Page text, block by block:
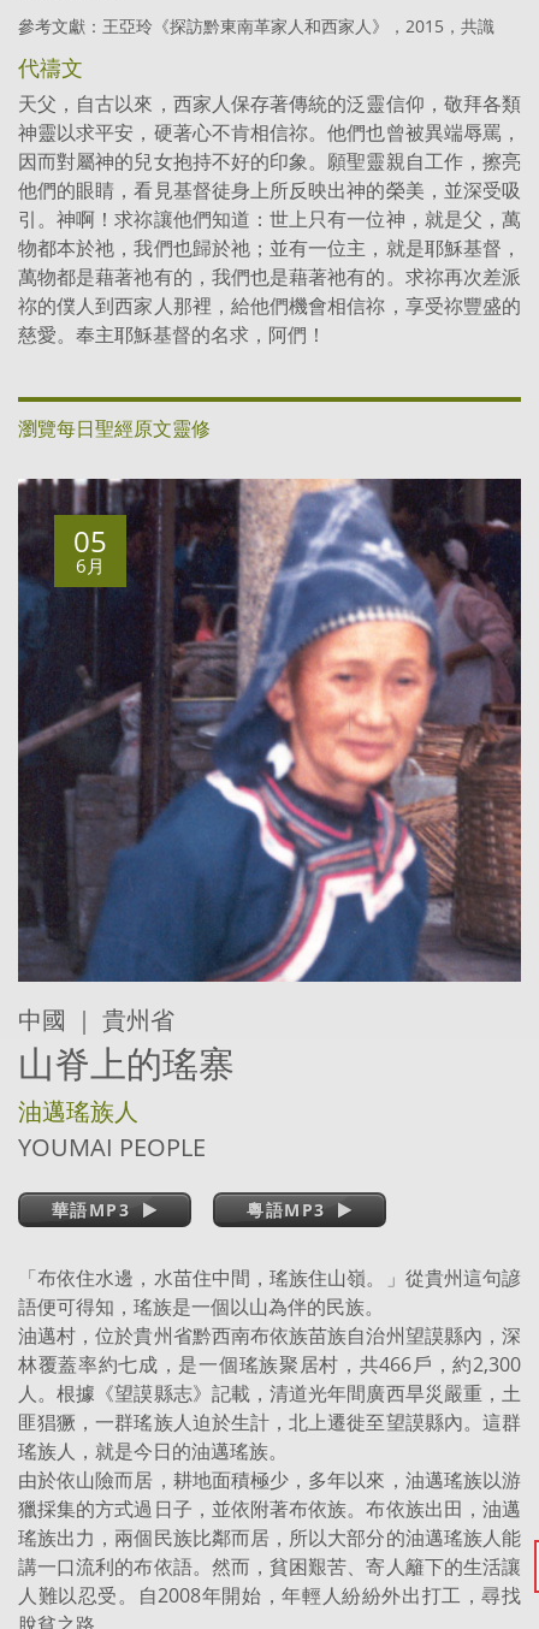
參考文獻：王亞玲《探訪黔東南革家人和西家人》，2015，共識
代禱文
天父，自古以來，西家人保存著傳統的泛靈信仰，敬拜各類
神靈以求平安，硬著心不肯相信祢。他們也曾被異端辱罵，
因而對屬神的兒女抱持不好的印象。願聖靈親自工作，擦亮
他們的眼睛，看見基督徒身上所反映出神的榮美，並深受吸
引。神啊！求祢讓他們知道：世上只有一位神，就是父，萬
物都本於祂，我們也歸於祂；並有一位主，就是耶穌基督，
萬物都是藉著祂有的，我們也是藉著祂有的。求祢再次差派
祢的僕人到西家人那裡，給他們機會相信祢，享受祢豐盛的
慈愛。奉主耶穌基督的名求，阿們！
瀏覽每日聖經原文靈修
中國 ｜ 貴州省
山脊上的瑤寨
油邁瑤族人
YOUMAI PEOPLE
05
6月
華語MP3 粵語MP3
「布依住水邊，水苗住中間，瑤族住山嶺。」從貴州這句諺
語便可得知，瑤族是一個以山為伴的民族。
油邁村，位於貴州省黔西南布依族苗族自治州望謨縣內，深
林覆蓋率約七成，是一個瑤族聚居村，共466戶，約2,300
人。根據《望謨縣志》記載，清道光年間廣西旱災嚴重，土
匪猖獗，一群瑤族人迫於生計，北上遷徙至望謨縣內。這群
瑤族人，就是今日的油邁瑤族。
由於依山險而居，耕地面積極少，多年以來，油邁瑤族以游
獵採集的方式過日子，並依附著布依族。布依族出田，油邁
瑤族出力，兩個民族比鄰而居，所以大部分的油邁瑤族人能
講一口流利的布依語。然而，貧困艱苦、寄人籬下的生活讓
人難以忍受。自2008年開始，年輕人紛紛外出打工，尋找
脫貧之路。